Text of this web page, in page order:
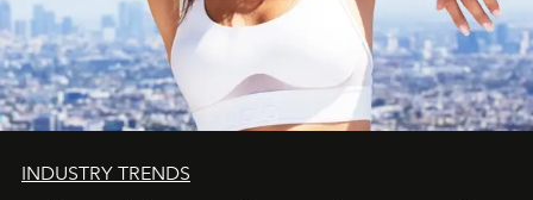
INDUSTRY TRENDS